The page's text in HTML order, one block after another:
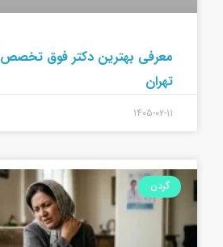
معرفی بهترین دکتر فوق تخصص
تهران
۱۴۰۵-۰۲-۱۱
گردن